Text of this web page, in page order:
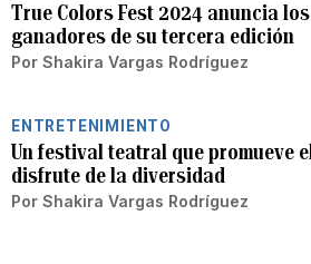
True Colors Fest 2024 anuncia los
ganadores de su tercera edición
Por Shakira Vargas Rodríguez
ENTRETENIMIENTO
Un festival teatral que promueve el
disfrute de la diversidad
Por Shakira Vargas Rodríguez